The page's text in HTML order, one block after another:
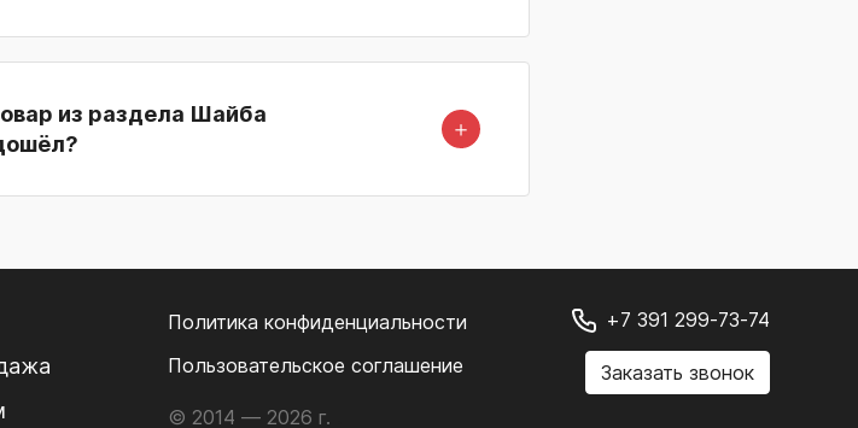
из раздела Шайба
＋
Политика конфиденциальности
Пользовательское соглашение
© 2014 — 2026 г.
+7 391 299-73-74
Заказать звонок